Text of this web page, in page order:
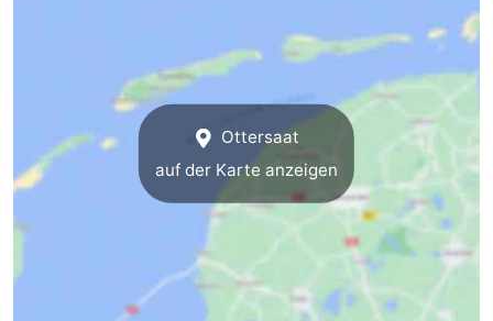
Reisebuchshop
Ottersaat
auf der Karte anzeigen